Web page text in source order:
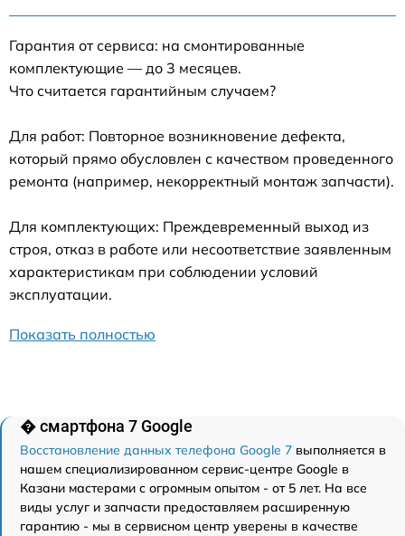
Гарантия от сервиса: на смонтированные
комплектующие — до 3 месяцев.
Что считается гарантийным случаем?
Для работ: Повторное возникновение дефекта,
который прямо обусловлен с качеством проведенного
ремонта (например, некорректный монтаж запчасти).
Для комплектующих: Преждевременный выход из
строя, отказ в работе или несоответствие заявленным
характеристикам при соблюдении условий
эксплуатации.
Показать полностью
� смартфона 7 Google
Восстановление данных телефона Google 7 выполняется в
нашем специализированном сервис-центре Google в
Казани мастерами с огромным опытом - от 5 лет. На все
виды услуг и запчасти предоставляем расширенную
гарантию - мы в сервисном центр уверены в качестве